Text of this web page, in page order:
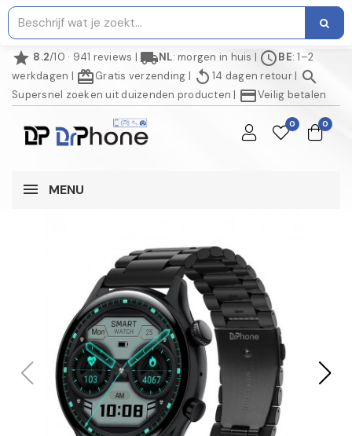
star 8.2/10 · 941 reviews | local_shippingNL: morgen in huis | scheduleBE: 1–2
werkdagen | redeemGratis verzending | replay 14 dagen retour| search
Supersnel zoeken uit duizenden producten | credit_cardVeilig betalen
0 0
MENU